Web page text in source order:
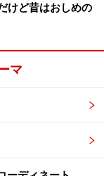
けど昔はおしめの
マ